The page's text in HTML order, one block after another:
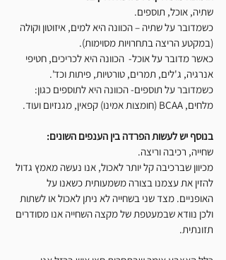
שתיה, אוכל, תוספים.
כשמדובר על שתיה – הכוונה היא למים, איזוטון וקולה
(במקטע הריצה בתחרויות מסוימות).
כאשר מדובר על אוכל-  הכוונה היא לכריכים, חטיפי
אנרגיה, ג'לים, תמרים, טורטיות, פיתות וכד'.
כשמדובר על תוספים- הכוונה היא לתוספים כגון:
מלחים, BCAA (חומצות אמינו) קפאין, מגנזיום ועוד.
בנוסף יש לעשות הפרדה בין הענפים השונים:
שחייה, רכיבה וריצה.
מכיוון שברכיבה קל יותר לאכול, אנו נעשה מאמץ גדול
להזין את עצמנו בצורה משמעותית כשאנו על
האופניים. מצד שני בשחייה לא ניתן לאכול או לשתות
ולכן נוודא שבמעטפת של מקצה השחייה אנו מסודרים
תזונתית.